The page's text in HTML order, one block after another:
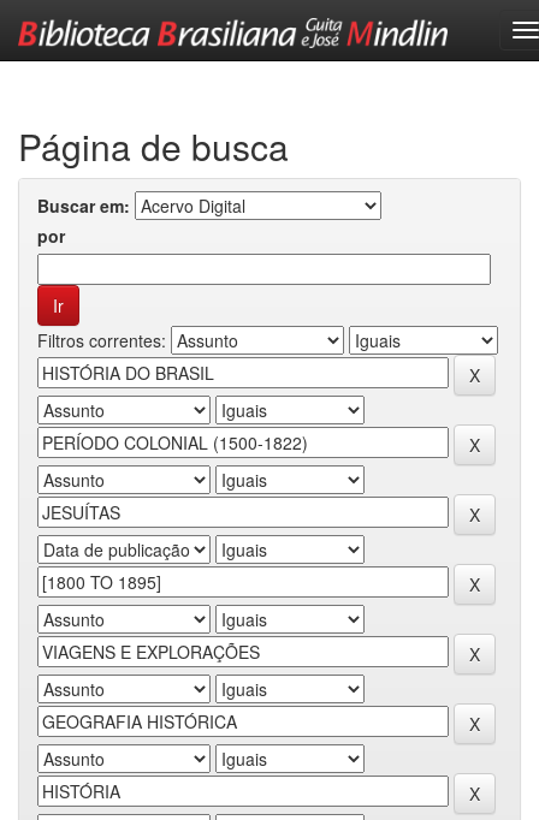
Página de busca
Buscar em:
por
Filtros correntes: